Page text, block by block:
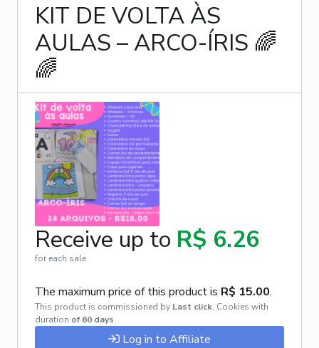
KIT DE VOLTA ÀS
AULAS – ARCO-ÍRIS 🌈
🌈
Receive up to R$ 6.26
for each sale
The maximum price of this product is R$ 15.00.
This product is commissioned by Last click, Cookies with
duration of 60 days.
Log in to Affiliate